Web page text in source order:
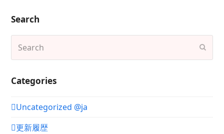
Search
Categories
Uncategorized @ja
更新履歴